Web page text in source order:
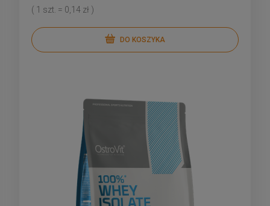
( 1 szt. = 0,14 zł )
DO KOSZYKA